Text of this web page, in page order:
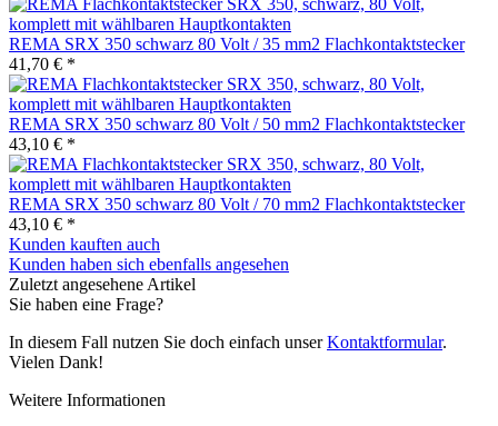
REMA SRX 350 schwarz 80 Volt / 35 mm2 Flachkontaktstecker
41,70 € *
REMA SRX 350 schwarz 80 Volt / 50 mm2 Flachkontaktstecker
43,10 € *
REMA SRX 350 schwarz 80 Volt / 70 mm2 Flachkontaktstecker
43,10 € *
Kunden kauften auch
Kunden haben sich ebenfalls angesehen
Zuletzt angesehene Artikel
Sie haben eine Frage?
In diesem Fall nutzen Sie doch einfach unserKontaktformular.
Vielen Dank!
Weitere Informationen